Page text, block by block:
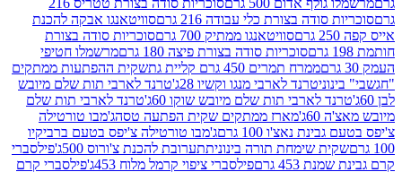
אדום 500 גרם
סוכריות סודה בצורת טטריס 216
בצורת כלי עבודה 216 גרם
סוויטאנגו אבקה להכנת
סוויטאנגו ממתיק 700 גרם
סוכריות סודה בצורת
סוכריות סודה בצורת פיצה 180 גרם
מרשמלו חטיפי
ממרח תמרים 450 גרם קליית גת
שקית ההפתעות ממתקים
טרנד לארבי מנגו וקשיו 28ג'
טרנד לארבי תות שלם מיובש
לארבי תות שלם מיובש שוקו 60ג'
טרנד לארבי תות שלם
מארז ממתקים שקית הפתעה טסהג'מבו טורטילה
נאצ'ו 100 גרם
ג'מבו טורטילה צ'יפס בטעם ברביקיו
שימחת תורה בינוניתתערובת להכנת צ'ורוס 500ג'
פילסברי
453 גרם
פילסברי ציפוי קרמל מלוח 453ג'
פילסברי קרם